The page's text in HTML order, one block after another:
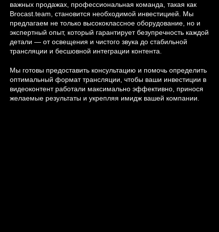
важных продажах, профессиональная команда, такая как
Brocast.team, становится необходимой инвестицией. Мы
предлагаем не только высококлассное оборудование, но и
экспертный опыт, который гарантирует безупречность каждой
детали — от освещения и чистого звука до стабильной
трансляции и бесшовной интеграции контента.
Мы готовы предоставить консультацию и помочь определить
оптимальный формат трансляции, чтобы ваши инвестиции в
видеоконтент работали максимально эффективно, принося
желаемые результаты и укрепляя имидж вашей компании.